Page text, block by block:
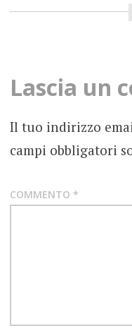
PRESS
HOP
Lascia un
Il tuo indirizzo
campi obbligatori
COMMENTO *